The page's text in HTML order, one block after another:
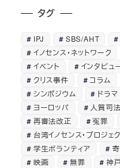
タグ
IPJ SBS/AHT
イノセンス・ネットワーク
イベント
インタビュ
クリス事件
コラム
シンポジウム
ドラマ
ヨーロッパ
人質司法
再審法改正
冤罪
台湾イノセンス・プロジェ
学生ボランティア
映画
無罪 神